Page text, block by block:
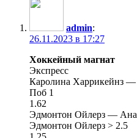
admin:
26.11.2023 в 17:27
Хоккейный магнат
Экспресс
Каролина Харрикейнз
Поб 1
1.62
Эдмонтон Ойлерз —
Эдмонтон Ойлерз > 2.5